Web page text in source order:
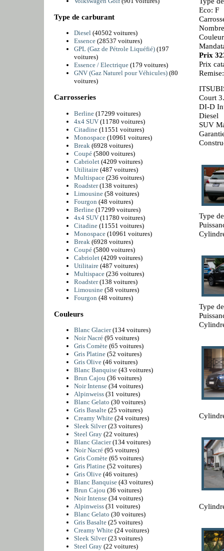
Eco: F
Prix
Prix
Court
DI-D
Diesel
SUV
Type
Type
Type de carburant
Diesel(40502 voitures)
Essence(28537 voitures)
GPL (Gaz de Pétrole Liquéfié)(197
voitures)
Essence / Electrique(179 voitures)
GNV (Gaz Naturel pour Véhicules)(80
voitures)
Carrosseries
Berline(17299 voitures)
4x4 SUV(11780 voitures)
Citadine(11551 voitures)
Monospace(10961 voitures)
Break (6928 voitures)
Coupé(5800 voitures)
Cabriolet(4209 voitures)
Utilitaire(487 voitures)
Multispace(236 voitures)
Roadster(138 voitures)
Limousine(58 voitures)
Fourgon (48 voitures)
Berline(17299 voitures)
4x4 SUV(11780 voitures)
Citadine(11551 voitures)
Monospace(10961 voitures)
Break (6928 voitures)
Coupé(5800 voitures)
Cabriolet(4209 voitures)
Utilitaire(487 voitures)
Multispace(236 voitures)
Roadster(138 voitures)
Limousine(58 voitures)
Fourgon (48 voitures)
Couleurs
Blanc Glacier(134 voitures)
Noir Nacré(95 voitures)
Gris Comète(65 voitures)
Gris Platine(52 voitures)
Gris Olive(46 voitures)
Blanc Banquise(43 voitures)
Brun Cajou (36 voitures)
Noir Intense(34 voitures)
Alpinweiss(31 voitures)
Blanc Gelato (30 voitures)
Gris Basalte(25 voitures)
Creamy White(24 voitures)
Sleek Silver(23 voitures)
Steel Gray(22 voitures)
Blanc Glacier(134 voitures)
Noir Nacré(95 voitures)
Gris Comète(65 voitures)
Gris Platine(52 voitures)
Gris Olive(46 voitures)
Blanc Banquise(43 voitures)
Brun Cajou (36 voitures)
Noir Intense(34 voitures)
Alpinweiss(31 voitures)
Blanc Gelato (30 voitures)
Gris Basalte(25 voitures)
Creamy White(24 voitures)
Sleek Silver(23 voitures)
Steel Gray(22 voitures)